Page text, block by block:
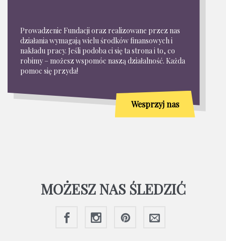
Prowadzenie Fundacji oraz realizowane przez nas
działania wymagają wielu środków finansowych i
nakładu pracy. Jeśli podoba ci się ta strona i to, co
robimy – możesz wspomóc naszą działalność. Każda
pomoc się przyda!
Wesprzyj nas
MOŻESZ NAS ŚLEDZIĆ